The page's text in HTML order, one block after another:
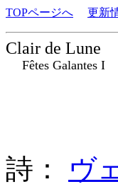
TOPページへ 更新
Clair de Lune
Fêtes Galantes I
詩： ヴ